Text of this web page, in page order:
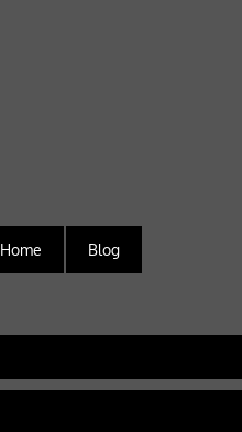
Home Blog